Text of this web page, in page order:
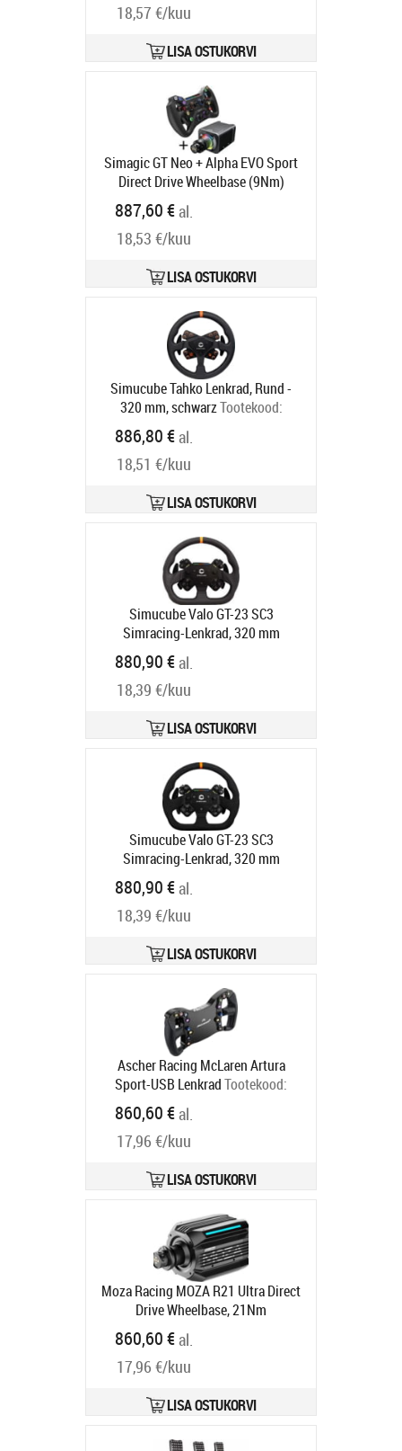
18,57 €/kuu
LISA OSTUKORVI
Simagic GT Neo + Alpha EVO Sport
Direct Drive Wheelbase (9Nm)
Tootekood:
Tarneaeg 6-9 tp
887,60 €al.
18,53 €/kuu
LISA OSTUKORVI
Simucube Tahko Lenkrad, Rund -
320 mm, schwarzTootekood:
SCTARO-BL
Tarneaeg 6-9 tp
886,80 €al.
18,51 €/kuu
LISA OSTUKORVI
Simucube Valo GT-23 SC3
Simracing-Lenkrad, 320 mm
Durchmesser, GT-Design, SC3-Quick-
Release - schwarz, leder
SCVALO-SC3-LE
880,90 €al.
18,39 €/kuu
LISA OSTUKORVI
Simucube Valo GT-23 SC3
Simracing-Lenkrad, 320 mm
Durchmesser, GT-Design, SC3-Quick-
Release - schwarz, wildleder
Tootekood:SCVALO-SC3-AL
880,90 €al.
18,39 €/kuu
LISA OSTUKORVI
Ascher Racing McLaren Artura
Sport-USB LenkradTootekood:
76080051
Tarneaeg 6-9 tp
860,60 €al.
17,96 €/kuu
LISA OSTUKORVI
Moza Racing MOZA R21 Ultra Direct
Drive Wheelbase, 21Nm
Drehmoment - schwarz
RS090
Tarneaeg 6-9 tp
860,60 €al.
17,96 €/kuu
LISA OSTUKORVI